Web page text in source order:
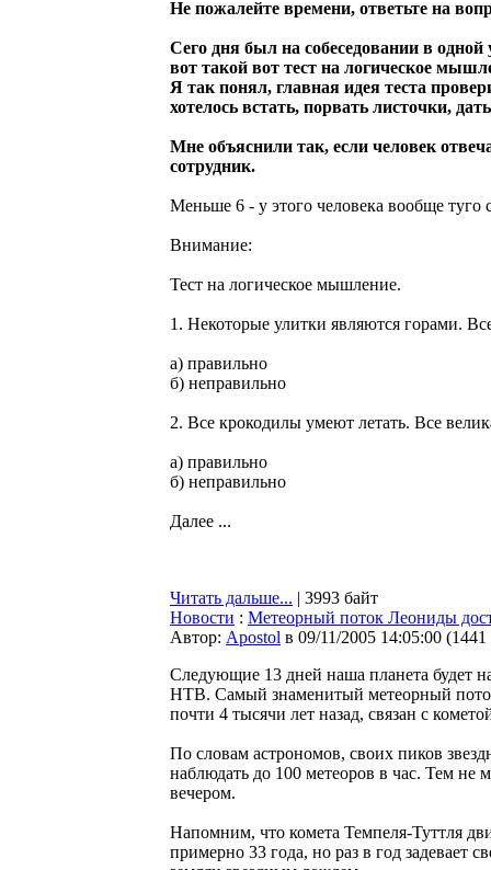
Не пожалейте времени, ответьте на
Сего дня был на собеседовании в
вот такой вот тест на логическое
Я так понял, главная идея теста
хотелось встать, порвать листочки,
Мне объяснили так, если человек
сотрудник.
Меньше 6 - у этого человека вообще туго
Внимание:
Тест на логическое мышление.
1. Некоторые улитки являются горами.
а) правильно
б) неправильно
2. Все крокодилы умеют летать. Все
а) правильно
б) неправильно
Далее ...
Читать дальше... | 3993 байт
Новости : Метеорный поток Леониды
Автор: Apostol в 09/11/2005 14:05:00 (
Следующие 13 дней наша планета будет
НТВ. Самый знаменитый метеорный
почти 4 тысячи лет назад, связан с
По словам астрономов, своих пиков
наблюдать до 100 метеоров в час. Тем не
вечером.
Напомним, что комета Темпеля-Туттля
примерно 33 года, но раз в год задевает